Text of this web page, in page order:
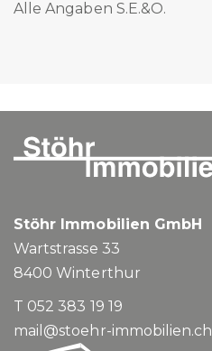
Alle Angaben S.E.&O.
Stöhr Immobilien GmbH
Wartstrasse 33
8400Winterthur
T 052 383 19 19
mail@stoehr-immobilien.ch